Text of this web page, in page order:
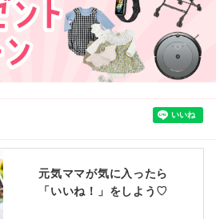
元気ママが気に入ったら
「いいね！」をしよう♡